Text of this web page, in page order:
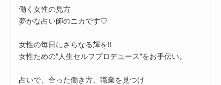
働く女性の見方
夢かな占い師のニカです♡
女性の毎日にさらなる輝を!!
女性ための”人生セルフプロデュース”をお手伝い。
占いで、合った働き方、職業を見つけ